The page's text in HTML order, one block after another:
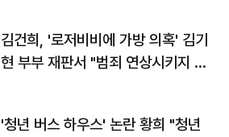
김건희, '로저비비에 가방 의혹' 김기
현 부부 재판서 "범죄 연상시키지 말
'청년 버스 하우스' 논란 황희 "청년